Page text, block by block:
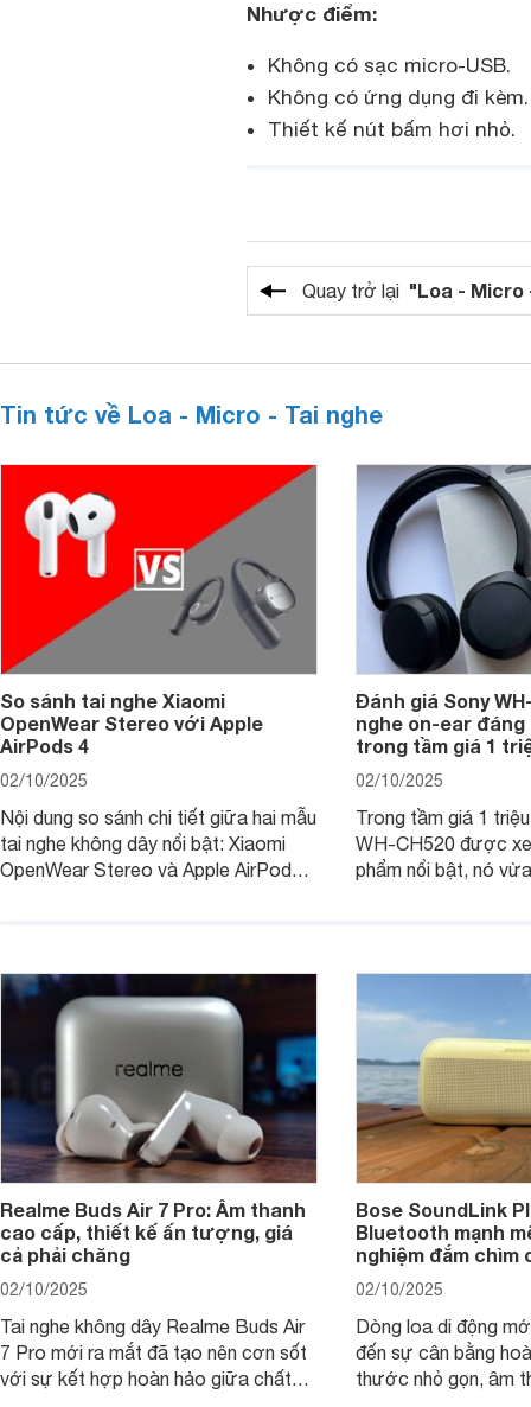
Nhược điểm:
Không có sạc micro-USB.
Không có ứng dụng đi kèm.
Thiết kế nút bấm hơi nhỏ.
Quay trở lại "Loa - Micro
Tin tức về Loa - Micro - Tai nghe
So sánh tai nghe Xiaomi
OpenWear Stereo với Apple
AirPods 4
02/10/2025
Nội dung so sánh chi tiết giữa hai mẫu
tai nghe không dây nổi bật: Xiaomi
OpenWear Stereo và Apple AirPods 4
phẩm chất lượng cao, nhưng hướng
tới đối tượng khách hàng khác nhau.
Đánh giá Sony
nghe on-ear đáng
trong tầm giá 1
02/10/2025
Trong tầm giá 1
WH-CH520 được
phẩm nổi bật, nó
Realme Buds Air 7 Pro: Âm thanh
cao cấp, thiết kế ấn tượng, giá
cả phải chăng
02/10/2025
Tai nghe không dây Realme Buds Air
7 Pro mới ra mắt đã tạo nên cơn sốt
với sự kết hợp hoàn hảo giữa chất
Bose SoundLink
Bluetooth mạnh
nghiệm đắm chìm
02/10/2025
Dòng loa di động
đến sự cân bằng
thước nhỏ gọn, âm